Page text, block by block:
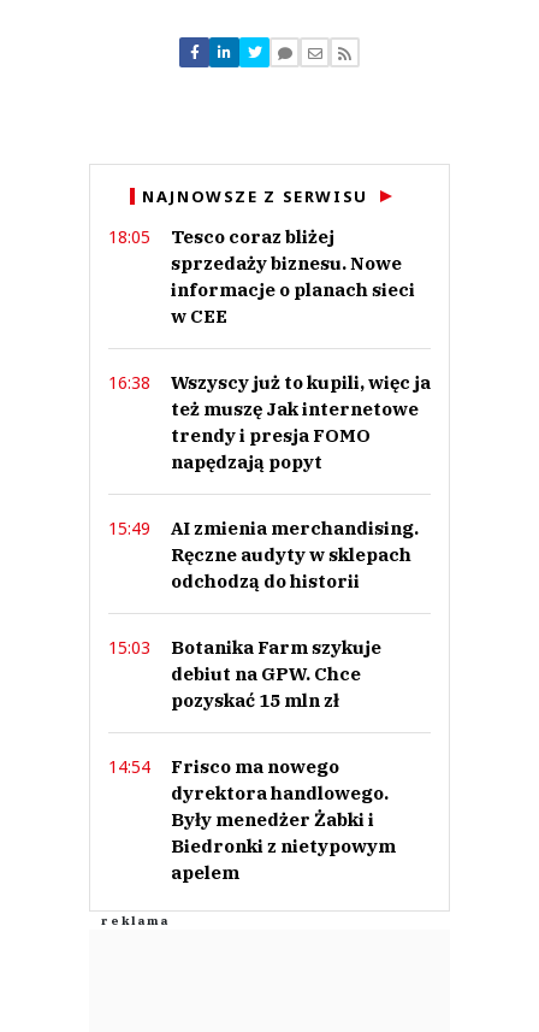
Nie znaleziono komentarzy
Zostaw swoje komentarze
NAJNOWSZE Z SERWISU
18:05
Tesco coraz bliżej
sprzedaży biznesu. Nowe
informacje o planach sieci
w CEE
16:38
Wszyscy już to kupili, więc ja
też muszę Jak internetowe
trendy i presja FOMO
napędzają popyt
15:49
AI zmienia merchandising.
Ręczne audyty w sklepach
odchodzą do historii
15:03
Botanika Farm szykuje
debiut na GPW. Chce
pozyskać 15 mln zł
14:54
Frisco ma nowego
dyrektora handlowego.
Były menedżer Żabki i
Biedronki z nietypowym
apelem